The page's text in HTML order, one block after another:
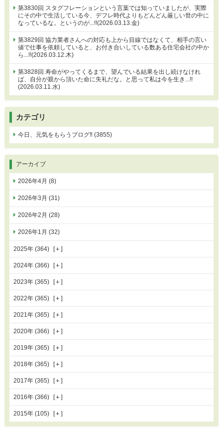
第3830回 スタグフレーションという言葉では知っていましたが、実際
にその中で生活している今、デフレ時代よりもどんどん厳しい世の中に
なっているな。というのが...!!(2026.03.13.金)
第3829回 協力業者さんへの対応も上から目線ではなくて、相手の言い
値で仕事を依頼していると、お付き合いしている数ある住宅会社の中か
ら...!!(2026.03.12.木)
第3828回 寿命がやってくるまで、望んでいる結果を出し続けなけれ
ば、自分が親から頂いた命に失礼だな。と思って私は今を生き...!!
(2026.03.11.水)
カテゴリ
今日、元気をもらうブログ‼ (3855)
アーカイブ
2026年4月 (8)
2026年3月 (31)
2026年2月 (28)
2026年1月 (32)
2025年 (364)
2024年 (366)
2023年 (365)
2022年 (365)
2021年 (365)
2020年 (366)
2019年 (365)
2018年 (365)
2017年 (365)
2016年 (366)
2015年 (105)